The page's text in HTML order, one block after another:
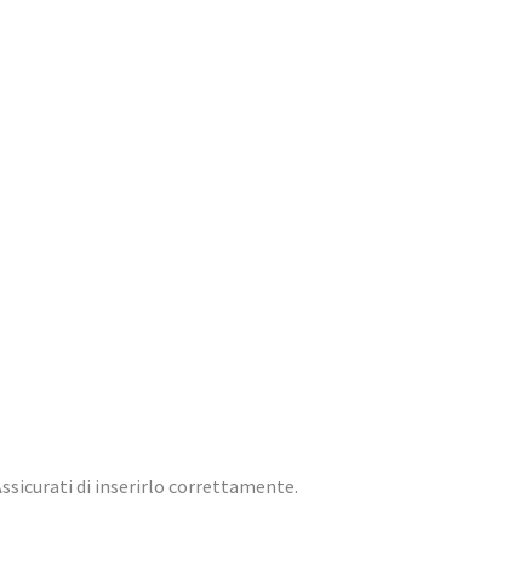
di inserirlo correttamente.